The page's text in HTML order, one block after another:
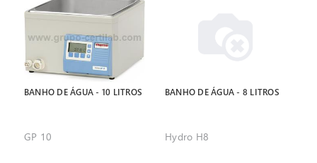
BANHO DE ÁGUA - 10 LITROS
GP 10
BANHO DE ÁGUA - 8 LITROS
Hydro H8